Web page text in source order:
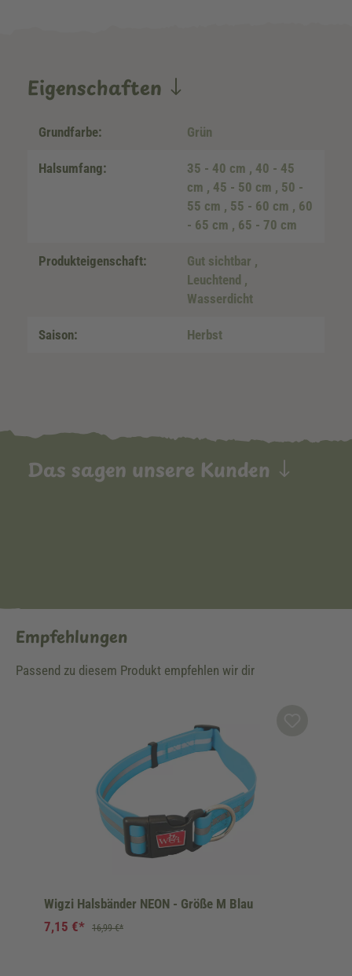
Eigenschaften
Grundfarbe: Grün
Halsumfang: 35 - 40 cm , 40 - 45
cm , 45 - 50 cm , 50 -
55 cm , 55 - 60 cm , 60
- 65 cm , 65 - 70 cm
Produkteigenschaft: Gut sichtbar ,
Leuchtend ,
Wasserdicht
Saison: Herbst
Das sagen unsere Kunden
Empfehlungen
Passend zu diesem Produkt empfehlen wir dir
Wigzi Halsbänder NEON - Größe M Blau
7,15 €*
16,99 €*